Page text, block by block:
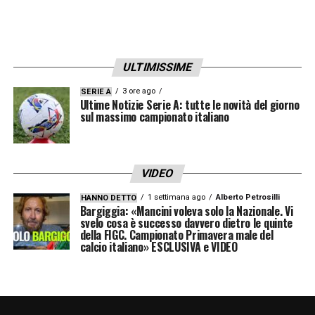
LA PLAYLIST DELLE NOSTRE TOP NEWS
ULTIMISSIME
SERIE A 3 ore ago
Ultime Notizie Serie A: tutte le novità del giorno
sul massimo campionato italiano
VIDEO
HANNO DETTO 1 settimana ago Alberto Petrosilli
Bargiggia: «Mancini voleva solo la Nazionale. Vi
svelo cosa è successo davvero dietro le quinte
della FIGC. Campionato Primavera male del
calcio italiano» ESCLUSIVA e VIDEO